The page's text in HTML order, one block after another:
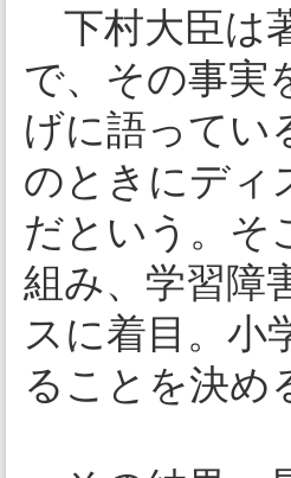
下村大臣は
で、その事実
げに語ってい
のときにディ
だという。そ
組み、学習障
スに着目。小
ることを決め